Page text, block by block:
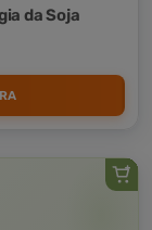
da Soja